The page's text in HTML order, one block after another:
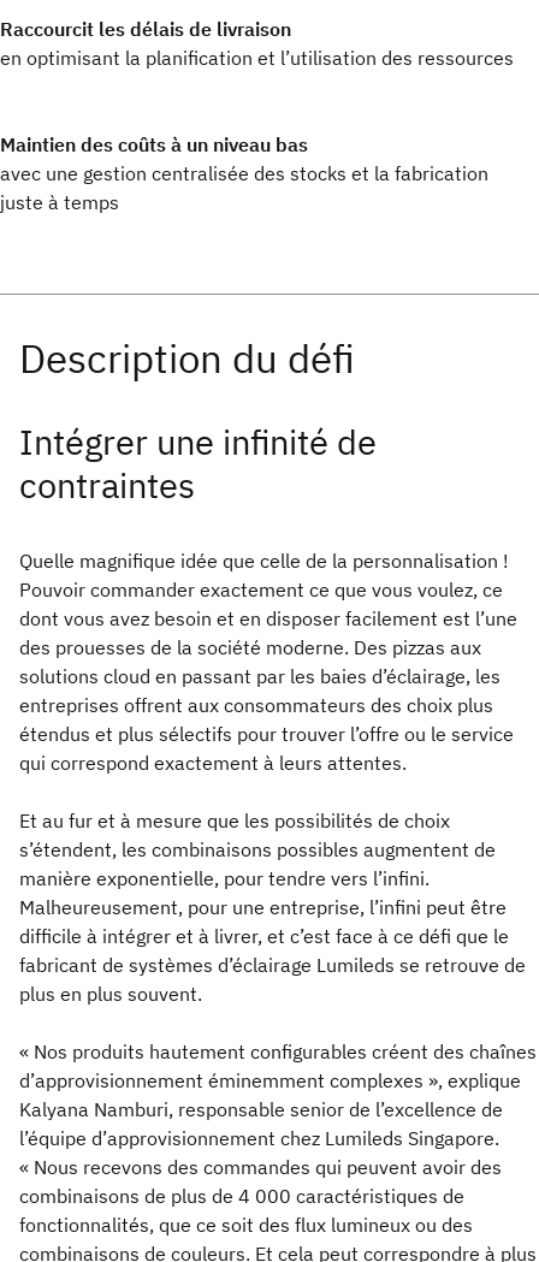
Raccourcit les délais de livraison
en optimisant la planification et l’utilisation des ressources
Maintien des coûts à un niveau bas
avec une gestion centralisée des stocks et la fabrication
juste à temps
Intégrer une infinité de
contraintes
Quelle magnifique idée que celle de la personnalisation !
Pouvoir commander exactement ce que vous voulez, ce
dont vous avez besoin et en disposer facilement est l’une
des prouesses de la société moderne. Des pizzas aux
solutions cloud en passant par les baies d’éclairage, les
entreprises offrent aux consommateurs des choix plus
étendus et plus sélectifs pour trouver l’offre ou le service
qui correspond exactement à leurs attentes.
Et au fur et à mesure que les possibilités de choix
s’étendent, les combinaisons possibles augmentent de
manière exponentielle, pour tendre vers l’infini.
Malheureusement, pour une entreprise, l’infini peut être
difficile à intégrer et à livrer, et c’est face à ce défi que le
fabricant de systèmes d’éclairage Lumileds se retrouve de
plus en plus souvent.
« Nos produits hautement configurables créent des chaînes
d’approvisionnement éminemment complexes », explique
Kalyana Namburi, responsable senior de l’excellence de
l’équipe d’approvisionnement chez Lumileds Singapore.
« Nous recevons des commandes qui peuvent avoir des
combinaisons de plus de 4 000 caractéristiques de
fonctionnalités, que ce soit des flux lumineux ou des
combinaisons de couleurs. Et cela peut correspondre à plus